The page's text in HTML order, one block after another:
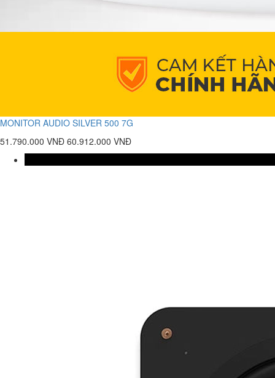
MONITOR AUDIO SILVER 500 7G
51.790.000 VNĐ 60.912.000 VNĐ